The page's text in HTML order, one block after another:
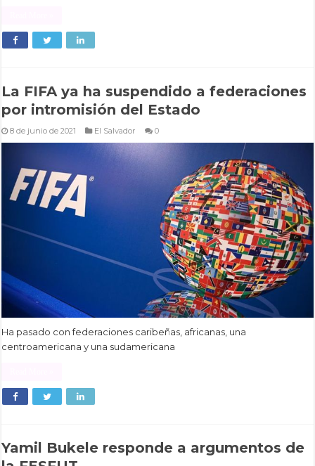
La FIFA ya ha suspendido a federaciones
por intromisión del Estado
8 de junio de 2021 El Salvador 0
Ha pasado con federaciones caribeñas, africanas, una
centroamericana y una sudamericana
Yamil Bukele responde a argumentos de